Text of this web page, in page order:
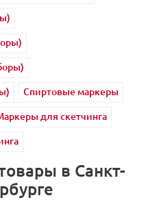
Спиртовые маркеры
для скетчинга
в Санкт-